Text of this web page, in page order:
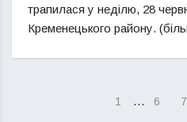
трапилася у неділю, 28
Кременецького району.
1 … 6 7